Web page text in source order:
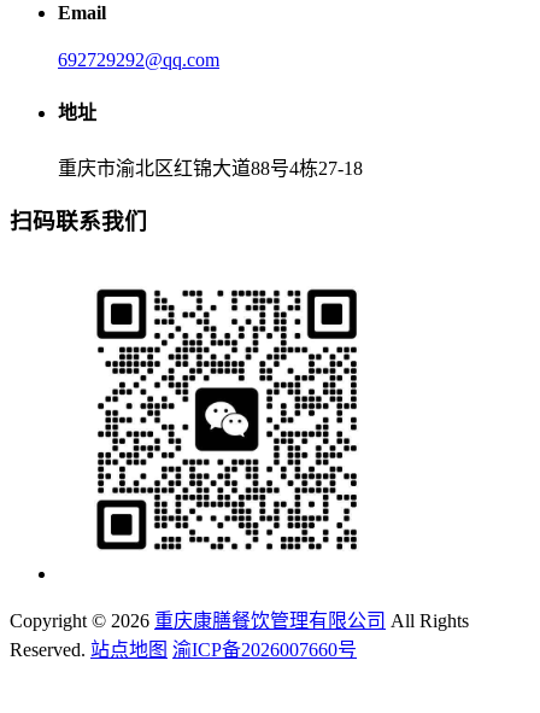
Email
692729292@qq.com
地址
重庆市渝北区红锦大道88号4栋27-18
扫码联系我们
Copyright © 2026 重庆康膳餐饮管理有限公司 All Rights
Reserved. 站点地图 渝ICP备2026007660号